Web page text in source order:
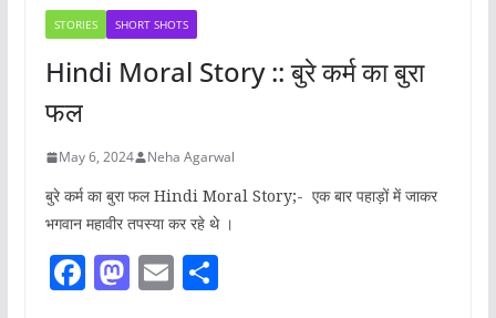
STORIES SHORT SHOTS
Hindi Moral Story :: बुरे कर्म का बुरा
फल
May 6, 2024 Neha Agarwal
बुरे कर्म का बुरा फल Hindi Moral Story;- एक बार पहाड़ों में जाकर
भगवान महावीर तपस्या कर रहे थे ।
F M E S